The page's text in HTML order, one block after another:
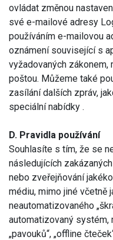
ovládat změnou
své e-mailové adresy
používáním e-mailovou
oznámení související s
vyžadovaných
poštou. Můžeme také
zasílání dalších zpráv,
speciální nabídky .
D. Pravidla používání
Souhlasíte s tím, že se
následujících
nebo zveřejňování
médiu, mimo jiné včetně
neautomatizovaného
automatizovaný systém,
„pavouků“, „offline